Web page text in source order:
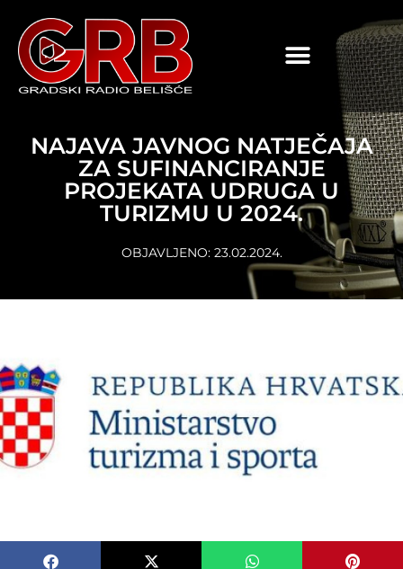
NAJAVA JAVNOG NATJEČAJA
ZA SUFINANCIRANJE
PROJEKATA UDRUGA U
TURIZMU U 2024.
OBJAVLJENO: 23.02.2024.